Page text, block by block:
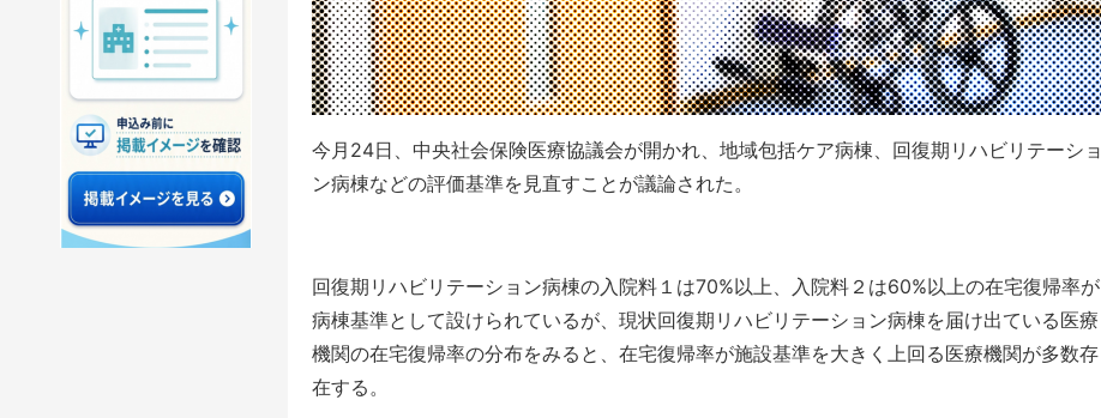
今月24日、中央社会保険医療協議会が開かれ、地域包括ケア病棟、回復期リハビリテーショ
ン病棟などの評価基準を見直すことが議論された。
回復期リハビリテーション病棟の入院料１は70%以上、入院料２は60%以上の在宅復帰率が
病棟基準として設けられているが、現状回復期リハビリテーション病棟を届け出ている医療
機関の在宅復帰率の分布をみると、在宅復帰率が施設基準を大きく上回る医療機関が多数存
在する。